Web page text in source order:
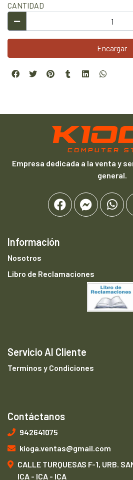
CANTIDAD
Encargar
Empresa dedicada a la venta y
general.
Información
Nosotros
Libro de Reclamaciones
Servicio Al Cliente
Terminos y Condiciones
Contáctanos
942641075
kioga.ventas@gmail.com
CALLE TURQUESAS F-1, URB.
ICA - ICA - ICA